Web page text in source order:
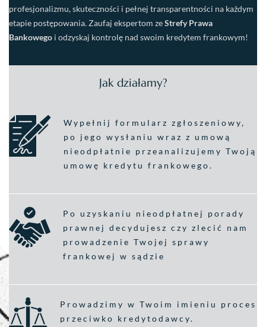
profesjonalizmu, skuteczności i pełnej transparentności na każdym
etapie postępowania. Zaufaj ekspertom zeStrefy Prawa
Bankowego i odzyskaj kontrolę nad swoim kredytem frankowym!
Jak działamy?
Wypełnij formularz zgłoszeniowy,
po jego wysłaniu wraz z umową
nieodpłatnie przeanalizujemy Twoją
umowę kredytu frankowego.
Po uzyskaniu nieodpłatnej porady
prawnej decydujesz czy zlecić nam
prowadzenie Twojej sprawy
frankowej w sądzie
Prowadzimy w Twoim imieniu proces
przeciwko kredytodawcy.